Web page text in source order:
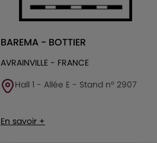
BAREMA - BOTTIER
AVRAINVILLE - FRANCE
Hall 1 - Allée E - Stand n° 2907
En savoir +